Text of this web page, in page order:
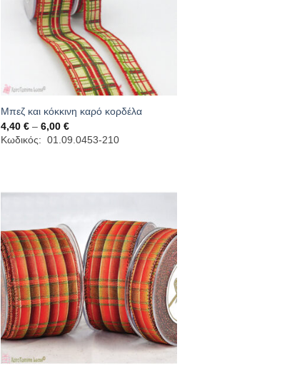
Μπεζ και κόκκινη καρό κορδέλα
4,40€ – 6,00€Price
range:
4,40 €
Κωδικός: 01.09.0453-210